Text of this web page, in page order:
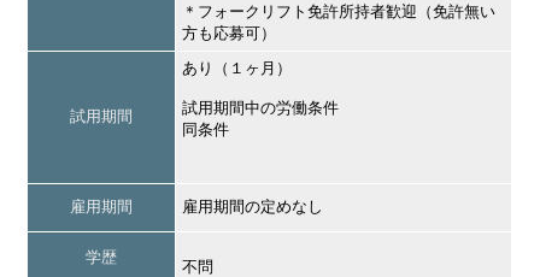
＊フォークリフト免許所持者歓迎（免許無い
方も応募可）
試用期間
あり（１ヶ月）
試用期間中の労働条件
同条件
雇用期間 雇用期間の定めなし
学歴
不問